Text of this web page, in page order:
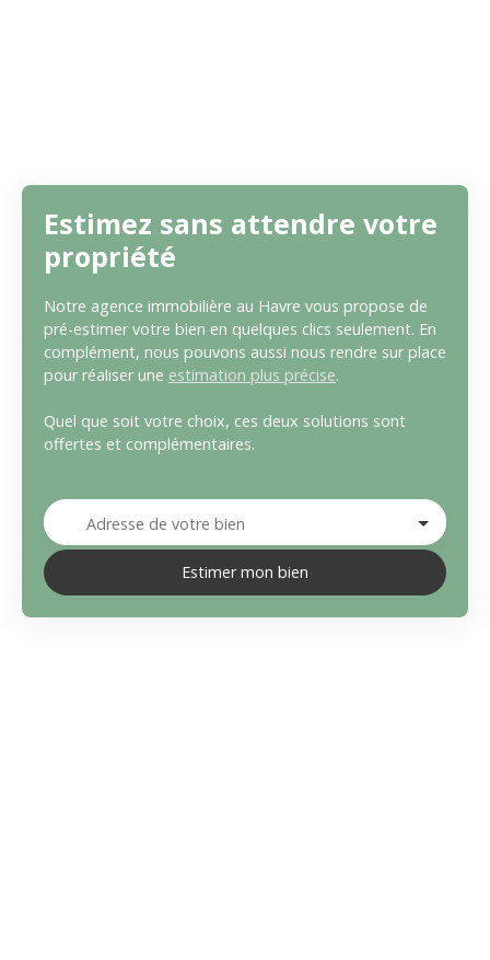
Estimez sans attendre votre
propriété
Notre agence immobilière au Havre vous propose de
pré-estimer votre bien en quelques clics seulement. En
complément, nous pouvons aussi nous rendre sur place
pour réaliser une estimation plus précise.
Quel que soit votre choix, ces deux solutions sont
offertes et complémentaires.
Adresse de votre bien
Estimer mon bien